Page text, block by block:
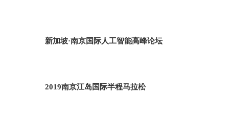
新加坡·南京国际人工智能高峰论坛
2019南京江岛国际半程马拉松